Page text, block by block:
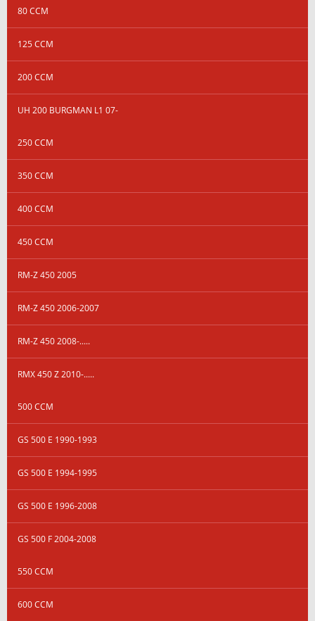
80 CCM
125 CCM
200 CCM
UH 200 BURGMAN L1 07-
250 CCM
350 CCM
400 CCM
450 CCM
RM-Z 450 2005
RM-Z 450 2006-2007
RM-Z 450 2008-.....
RMX 450 Z 2010-.....
500 CCM
GS 500 E 1990-1993
GS 500 E 1994-1995
GS 500 E 1996-2008
GS 500 F 2004-2008
550 CCM
600 CCM